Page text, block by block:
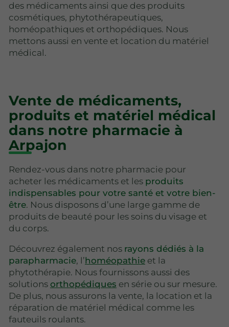
des médicaments ainsi que des produits
cosmétiques, phytothérapeutiques,
homéopathiques et orthopédiques. Nous
mettons aussi en vente et location du matériel
médical.
Vente de médicaments,
produits et matériel médical
dans notre pharmacie à
Arpajon
Rendez-vous dans notre pharmacie pour
acheter les médicaments et les produits
indispensables pour votre santé et votre bien-
être. Nous disposons d’une large gamme de
produits de beauté pour les soins du visage et
du corps.
Découvrez également nos rayons dédiés à la
parapharmacie, l’homéopathie et la
phytothérapie. Nous fournissons aussi des
solutions orthopédiques en série ou sur mesure.
De plus, nous assurons la vente, la location et la
réparation de matériel médical comme les
fauteuils roulants.